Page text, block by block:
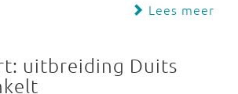
Lees meer
uitbreiding Duits